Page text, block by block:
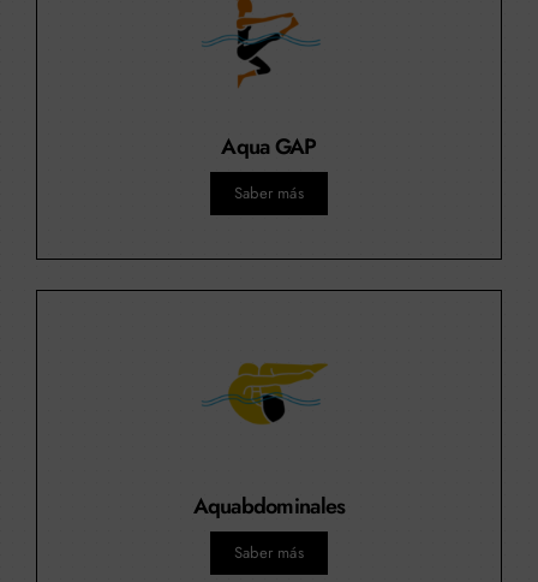
Aqua GAP
Saber más
Aquabdominales
Saber más